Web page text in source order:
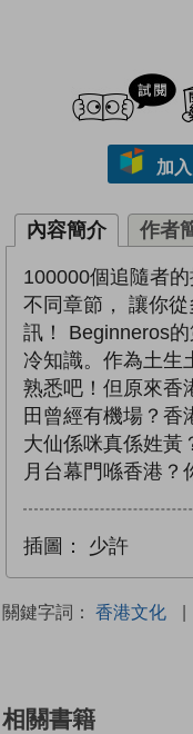
加
內容簡介 作者
100000個追隨者
不同章節， 讓你
訊！ Beginneros
冷知識。作為土生
熟悉吧！但原來香
田曾經有機場？香
大仙係咪真係姓黃
月台幕門喺香港？
插圖： 少許
關鍵字詞： 香港文化 |
相關書籍